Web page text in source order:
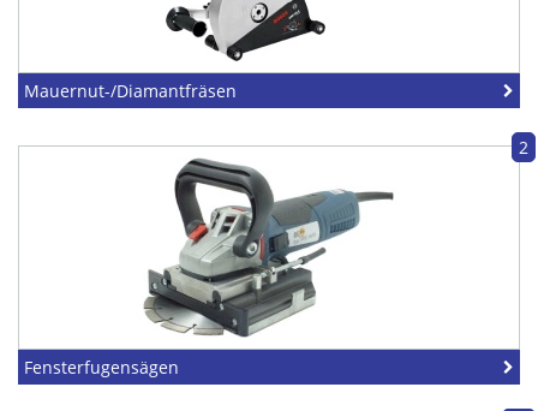
Mauernut-/Diamantfräsen
2
Fensterfugensägen